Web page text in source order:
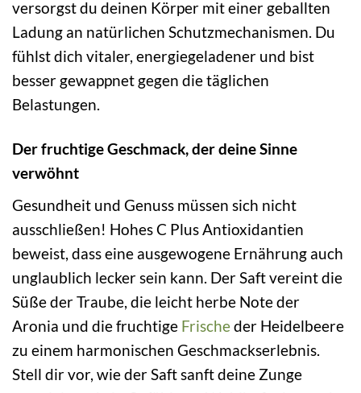
versorgst du deinen Körper mit einer geballten
Ladung an natürlichen Schutzmechanismen. Du
fühlst dich vitaler, energiegeladener und bist
besser gewappnet gegen die täglichen
Belastungen.
Der fruchtige Geschmack, der deine Sinne
verwöhnt
Gesundheit und Genuss müssen sich nicht
ausschließen! Hohes C Plus Antioxidantien
beweist, dass eine ausgewogene Ernährung auch
unglaublich lecker sein kann. Der Saft vereint die
Süße der Traube, die leicht herbe Note der
Aronia und die fruchtige Frischeder Heidelbeere
zu einem harmonischen Geschmackserlebnis.
Stell dir vor, wie der Saft sanft deine Zunge